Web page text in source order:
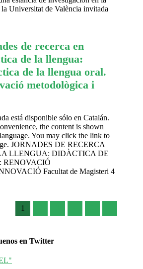
Universitat de València invitada
de recerca en
de la llengua:
de la llengua oral.
metodològica i
está disponible sólo en Catalán.
the content is shown
You may click the link to
JORNADES DE RECERCA
LLENGUA: DIDÀCTICA DE
Facultat de Magisteri 4
1
en Twitter